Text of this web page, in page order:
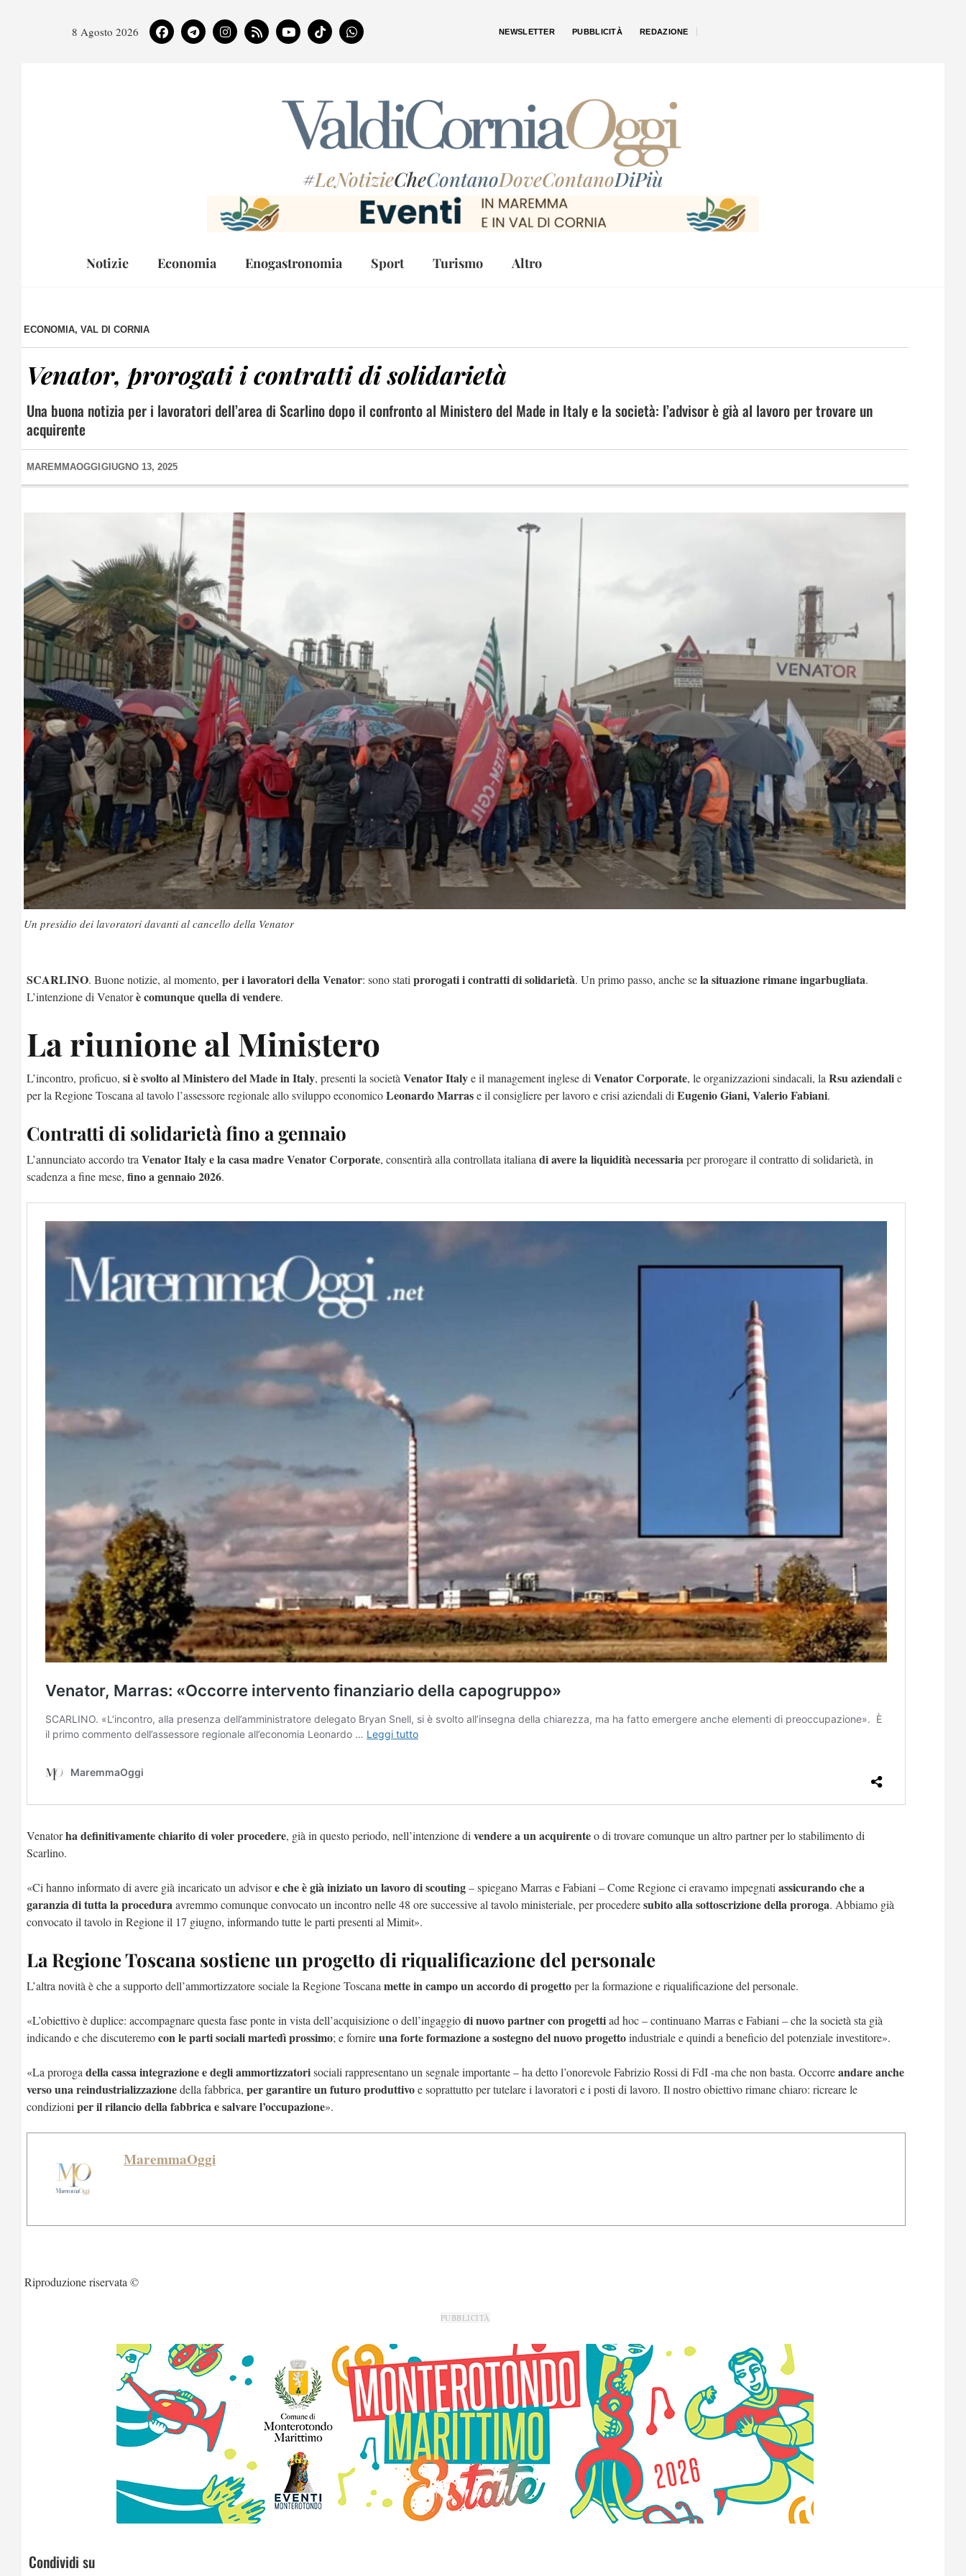
8 Agosto 2026 NEWSLETTER PUBBLICITÀ REDAZIONE
#LeNotizieCheContanoDoveContanoDiPiù
Notizie Economia Enogastronomia Sport Turismo Altro
ECONOMIA, VAL DI CORNIA
Venator, prorogati i contratti di solidarietà
Una buona notizia per i lavoratori dell’area di Scarlino dopo il confronto al Ministero del Made in Italy e la società: l’advisor è già al lavoro per trovare un
acquirente
MAREMMAOGGI GIUGNO 13, 2025
Un presidio dei lavoratori davanti al cancello della Venator
SCARLINO. Buone notizie, al momento, per i lavoratori della Venator: sono statiprorogati i contratti di solidarietà. Un primo passo, anche sela situazione rimane ingarbugliata.
L’intenzione di Venatorè comunque quella di vendere.
La riunione al Ministero
L’incontro, proficuo, si è svolto al Ministero del Made in Italy, presenti la societàVenator Italye il management inglese diVenator Corporate, le organizzazioni sindacali, laRsu aziendalie
per la Regione Toscana al tavolo l’assessore regionale allo sviluppo economicoLeonardo Marrase il consigliere per lavoro e crisi aziendali diEugenio Giani, Valerio Fabiani.
Contratti di solidarietà fino a gennaio
L’annunciato accordo traVenator Italy e la casa madre Venator Corporate, consentirà alla controllata italianadi avere la liquidità necessariaper prorogare il contratto di solidarietà, in
scadenza a fine mese, fino a gennaio 2026.
Venatorha definitivamente chiarito di voler procedere, già in questo periodo, nell’intenzione divendere a un acquirenteo di trovare comunque un altro partner per lo stabilimento di
Scarlino.
«Ci hanno informato di avere già incaricato un advisore che è già iniziato un lavoro di scouting– spiegano Marras e Fabiani – Come Regione ci eravamo impegnatiassicurando che a
garanzia di tutta la proceduraavremmo comunque convocato un incontro nelle 48 ore successive al tavolo ministeriale, per procederesubito alla sottoscrizione della proroga. Abbiamo già
convocato il tavolo in Regione il 17 giugno, informando tutte le parti presenti al Mimit».
La Regione Toscana sostiene un progetto di riqualificazione del personale
L’altra novità è che a supporto dell’ammortizzatore sociale la Regione Toscanamette in campo un accordo di progettoper la formazione e riqualificazione del personale.
«L’obiettivo è duplice: accompagnare questa fase ponte in vista dell’acquisizione o dell’ingaggiodi nuovo partner con progettiad hoc – continuano Marras e Fabiani – che la società sta già
indicando e che discuteremocon le parti sociali martedì prossimo; e fornireuna forte formazione a sostegno del nuovo progettoindustriale e quindi a beneficio del potenziale investitore».
«La prorogadella cassa integrazione e degli ammortizzatorisociali rappresentano un segnale importante – ha detto l’onorevole Fabrizio Rossi di FdI -ma che non basta. Occorreandare anche
verso una reindustrializzazionedella fabbrica, per garantire un futuro produttivoe soprattutto per tutelare i lavoratori e i posti di lavoro. Il nostro obiettivo rimane chiaro: ricreare le
condizioniper il rilancio della fabbrica e salvare l’occupazione».
MaremmaOggi
Riproduzione riservata ©
PUBBLICITÀ
Condividi su